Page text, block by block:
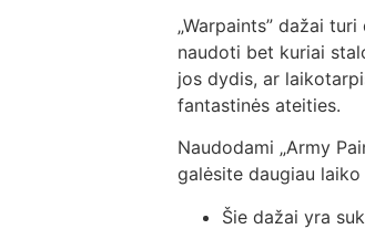
„Warpaints” dažai
naudoti bet kuriai
jos dydis, ar
fantastinės ateities.
Naudodami „Army
galėsite daugiau
Šie dažai yra